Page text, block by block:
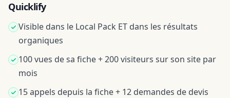
Quicklify
Visible dans le Local Pack ET dans les résultats
organiques
100 vues de sa fiche + 200 visiteurs sur son site par
mois
15 appels depuis la fiche + 12 demandes de devis